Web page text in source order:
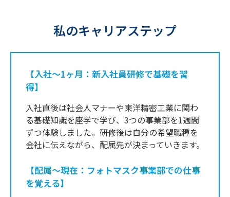
私のキャリアステップ
【入社～1ヶ月：新入社員研修で基礎を習
得】
入社直後は社会人マナーや東洋精密工業に関わ
る基礎知識を座学で学び、3つの事業部を1週間
ずつ体験しました。研修後は自分の希望職種を
会社に伝えながら、配属先が決まっていきます。
【配属～現在：フォトマスク事業部での仕事
を覚える】